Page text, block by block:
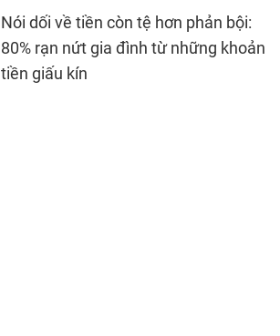
Nói dối về tiền còn tệ hơn phản bội:
80% rạn nứt gia đình từ những khoản
tiền giấu kín